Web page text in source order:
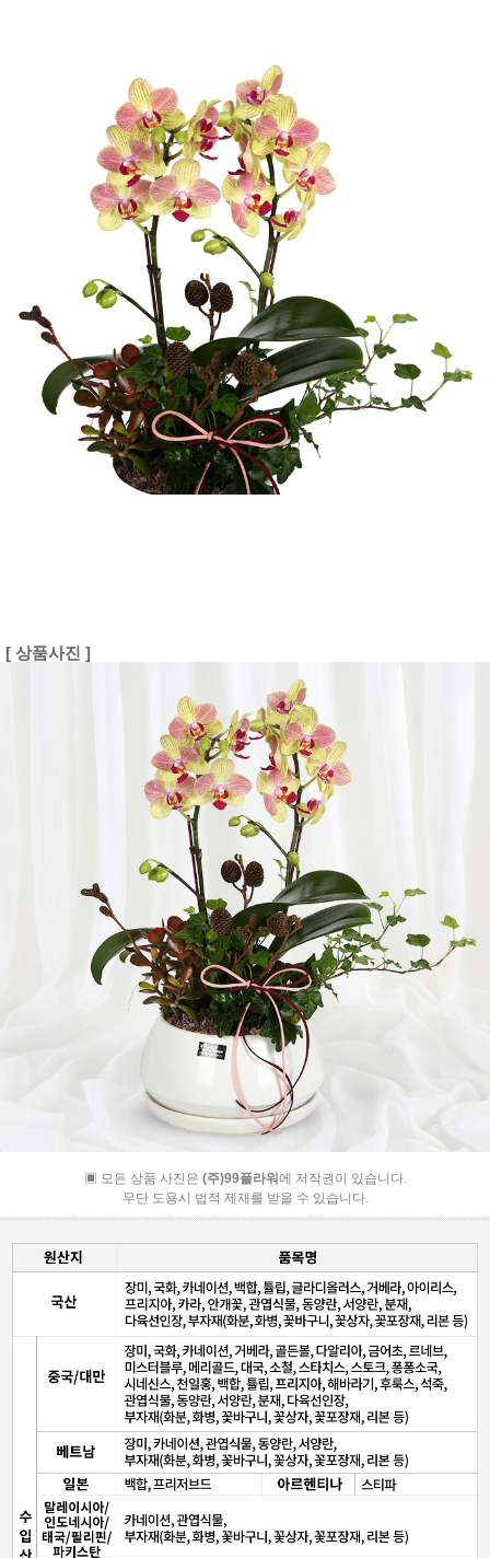
[ 상품사진 ]
▣ 모든 상품 사진은 (주)99플라워에 저작권이 있습니다.
무단 도용시 법적 제재를 받을 수 있습니다.